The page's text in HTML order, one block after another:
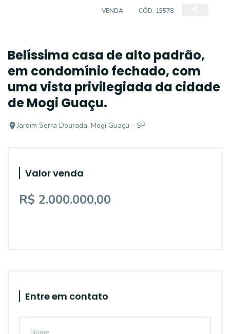
VENDA CÓD: 15578
Belíssima casa de alto padrão,
em condomínio fechado, com
uma vista privilegiada da cidade
de Mogi Guaçu.
Jardim Serra Dourada, Mogi Guaçu - SP
Valor venda
R$ 2.000.000,00
Entre em contato